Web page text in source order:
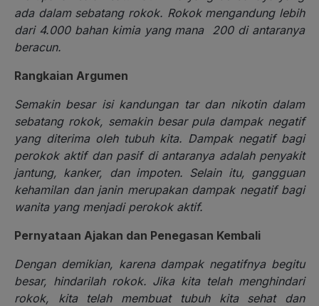
ada dalam sebatang rokok. Rokok mengandung lebih
dari 4.000 bahan kimia yang mana 200 di antaranya
beracun.
Rangkaian Argumen
Semakin besar isi kandungan tar dan nikotin dalam
sebatang rokok, semakin besar pula dampak negatif
yang diterima oleh tubuh kita. Dampak negatif bagi
perokok aktif dan pasif di antaranya adalah penyakit
jantung, kanker, dan impoten. Selain itu, gangguan
kehamilan dan janin merupakan dampak negatif bagi
wanita yang menjadi perokok aktif.
Pernyataan Ajakan dan Penegasan Kembali
Dengan demikian, karena dampak negatifnya begitu
besar, hindarilah rokok. Jika kita telah menghindari
rokok, kita telah membuat tubuh kita sehat dan